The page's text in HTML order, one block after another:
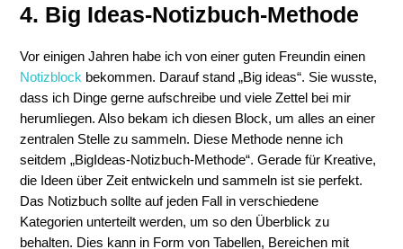
4. Big Ideas-Notizbuch-Methode
Vor einigen Jahren habe ich von einer guten Freundin einen
Notizblock bekommen. Darauf stand „Big ideas“. Sie wusste,
dass ich Dinge gerne aufschreibe und viele Zettel bei mir
herumliegen. Also bekam ich diesen Block, um alles an einer
zentralen Stelle zu sammeln. Diese Methode nenne ich
seitdem „BigIdeas-Notizbuch-Methode“. Gerade für Kreative,
die Ideen über Zeit entwickeln und sammeln ist sie perfekt.
Das Notizbuch sollte auf jeden Fall in verschiedene
Kategorien unterteilt werden, um so den Überblick zu
behalten. Dies kann in Form von Tabellen, Bereichen mit